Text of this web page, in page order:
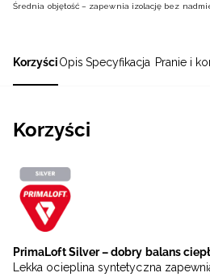
KorzyściOpis Specyfikacja Pranie i
Korzyści
PrimaLoft Silver – dobry balans
Lekka ocieplina syntetyczna
Średnia objętość – zapewnia izolację bez